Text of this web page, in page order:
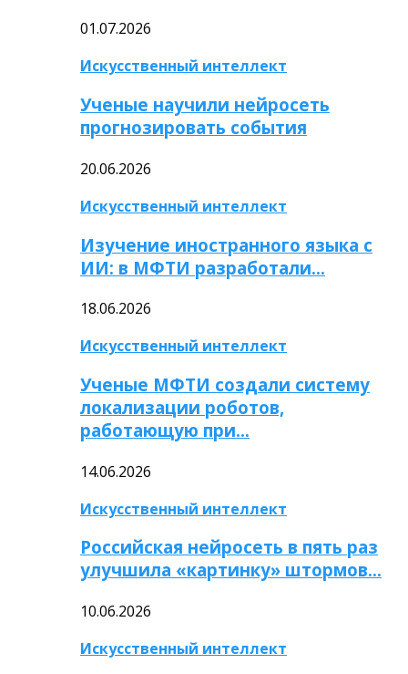
01.07.2026
Искусственный интеллект
Ученые научили нейросеть
прогнозировать события
20.06.2026
Искусственный интеллект
Изучение иностранного языка с
ИИ: в МФТИ разработали…
18.06.2026
Искусственный интеллект
Ученые МФТИ создали систему
локализации роботов,
работающую при…
14.06.2026
Искусственный интеллект
Российская нейросеть в пять раз
улучшила «картинку» штормов…
10.06.2026
Искусственный интеллект